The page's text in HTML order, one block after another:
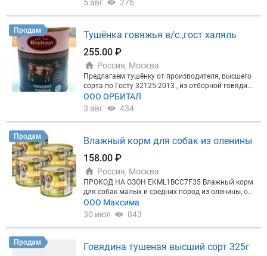
товы рассмотреть конструктивные предложения
и пожелания новых заказчиков и партнеров.
производство полного цикла с 1937 года, г. Ново
ый контроль качества мяса (лаборатория, коман
да технологов), соблюдение технологий на произ
водстве. Меркурий, цена с НДС, б/нал. Скидки на
объем. Продажа оптом, работаем по РФ.
5 авг
276
Продам
Тушёнка говяжья в/с.,гост халяль
255.00 ₽
Россия, Москва
Предлагаем тушёнку от производителя, высшего
сорта по Госту 32125-2013 , из отборной говядин
ы , с сертификатом "Халяль". Производства Казах
стан.
ООО ОРБИТАЛ
3 авг
434
Продам
Влажный корм для собак из оленины
158.00 ₽
Россия, Москва
ПРОКОД НА ОЗОН EKML1BCC7F35 Влажный корм
для собак малых и средних пород из оленины, ол
енины с морковью, оленина с овощами, гречнева
я каша 525гр. Гипоаллергенный продукт!
ООО Максима
30 июл
843
Продам
Говядина тушеная высший сорт 325г